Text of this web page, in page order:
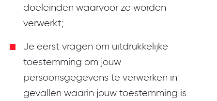
doeleinden waarvoor ze worden
verwerkt;
Je eerst vragen om uitdrukkelijke
toestemming om jouw
persoonsgegevens te verwerken in
gevallen waarin jouw toestemming is